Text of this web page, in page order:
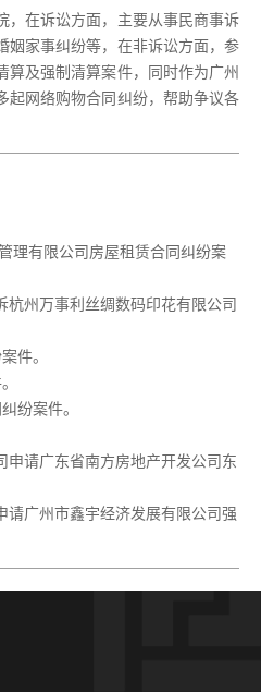
，在诉讼方面，主要从事民商事诉
姻家事纠纷等，在非诉讼方面，参
算及强制清算案件，同时作为广州
起网络购物合同纠纷，帮助争议各
理有限公司房屋租赁合同纠纷案
州万事利丝绸数码印花有限公司
件。
纷案件。
请广东省南方房地产开发公司东
广州市鑫宇经济发展有限公司强